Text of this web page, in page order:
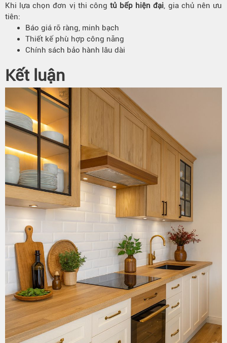
Khi lựa chọn đơn vị thi công tủ bếp hiện đại, gia chủ nên ưu
tiên:
Báo giá rõ ràng, minh bạch
Thiết kế phù hợp công năng
Chính sách bảo hành lâu dài
Kết luận